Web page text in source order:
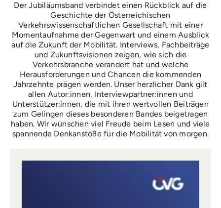
Der Jubiläumsband verbindet einen Rückblick auf die
Geschichte der Österreichischen
Verkehrswissenschaftlichen Gesellschaft mit einer
Momentaufnahme der Gegenwart und einem Ausblick
auf die Zukunft der Mobilität. Interviews, Fachbeiträge
und Zukunftsvisionen zeigen, wie sich die
Verkehrsbranche verändert hat und welche
Herausforderungen und Chancen die kommenden
Jahrzehnte prägen werden. Unser herzlicher Dank gilt
allen Autor:innen, Interviewpartner:innen und
Unterstützer:innen, die mit ihren wertvollen Beiträgen
zum Gelingen dieses besonderen Bandes beigetragen
haben. Wir wünschen viel Freude beim Lesen und viele
spannende Denkanstöße für die Mobilität von morgen.